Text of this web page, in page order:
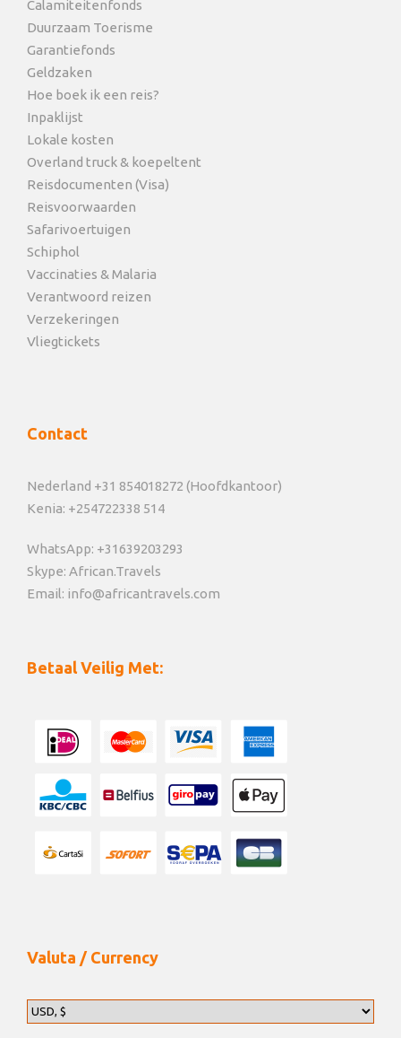
Calamiteitenfonds
Duurzaam Toerisme
Garantiefonds
Geldzaken
Hoe boek ik een reis?
Inpaklijst
Lokale kosten
Overland truck & koepeltent
Reisdocumenten (Visa)
Reisvoorwaarden
Safarivoertuigen
Schiphol
Vaccinaties & Malaria
Verantwoord reizen
Verzekeringen
Vliegtickets
Contact
Nederland +31 854018272 (Hoofdkantoor)
Kenia: +254722338 514
WhatsApp: +31639203293
Skype: African.Travels
Email: info@africantravels.com
Betaal Veilig Met:
Valuta / Currency